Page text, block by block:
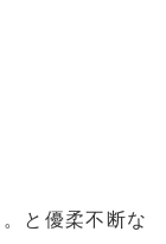
と優柔不断な